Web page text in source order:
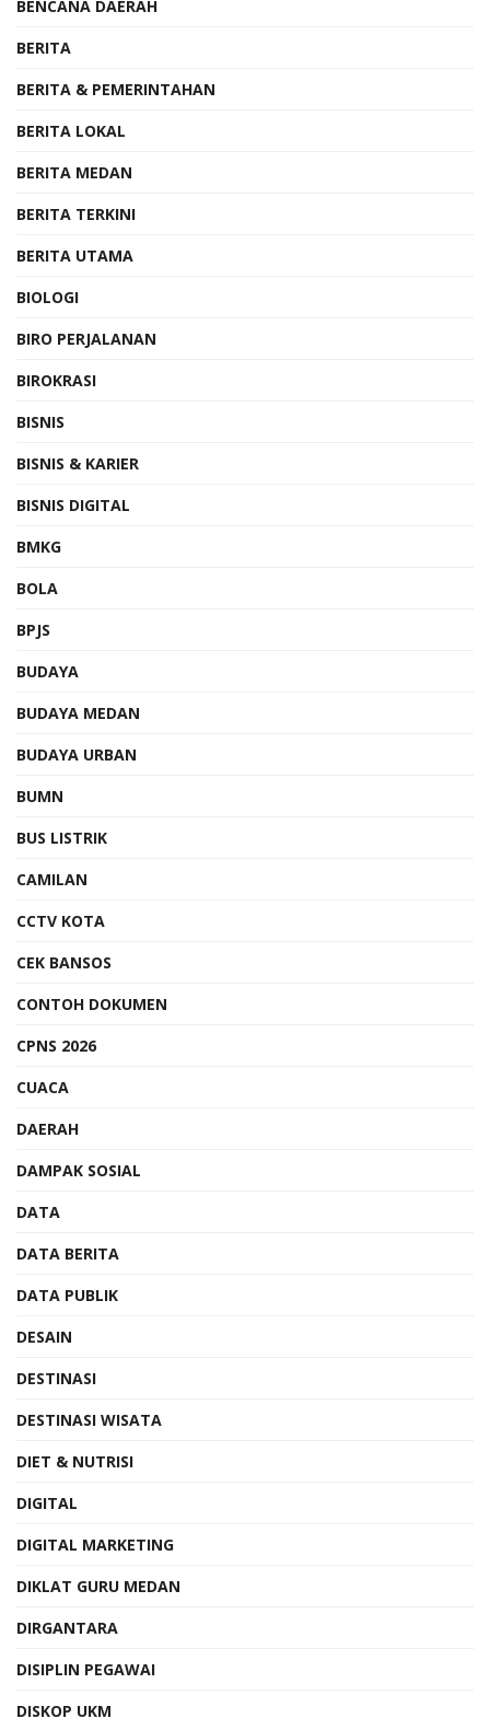
BENCANA DAERAH
BERITA
BERITA & PEMERINTAHAN
BERITA LOKAL
BERITA MEDAN
BERITA TERKINI
BERITA UTAMA
BIOLOGI
BIRO PERJALANAN
BIROKRASI
BISNIS
BISNIS & KARIER
BISNIS DIGITAL
BMKG
BOLA
BPJS
BUDAYA
BUDAYA MEDAN
BUDAYA URBAN
BUMN
BUS LISTRIK
CAMILAN
CCTV KOTA
CEK BANSOS
CONTOH DOKUMEN
CPNS 2026
CUACA
DAERAH
DAMPAK SOSIAL
DATA
DATA BERITA
DATA PUBLIK
DESAIN
DESTINASI
DESTINASI WISATA
DIET & NUTRISI
DIGITAL
DIGITAL MARKETING
DIKLAT GURU MEDAN
DIRGANTARA
DISIPLIN PEGAWAI
DISKOP UKM